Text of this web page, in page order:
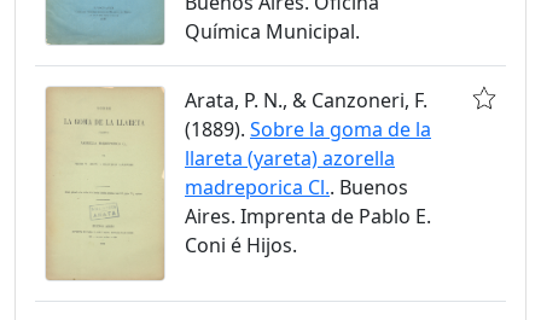
Química Municipal.
Arata, P. N., & Canzoneri, F.
(1889). Sobre la goma de la
llareta (yareta) azorella
madreporica Cl.. Buenos
Aires. Imprenta de Pablo E.
Coni é Hijos.